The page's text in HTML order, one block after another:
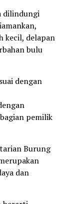
dilindungi
kecil, delapan
bulu
dengan
pemilik
Burung
dan